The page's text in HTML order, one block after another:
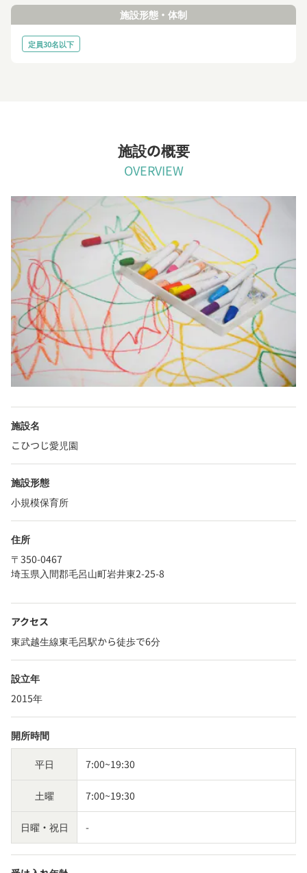
施設形態・体制
定員30名以下
施設の概要
OVERVIEW
施設名
こひつじ愛児園
施設形態
小規模保育所
住所
〒350-0467
埼玉県入間郡毛呂山町岩井東2-25-8
アクセス
東武越生線東毛呂駅から徒歩で6分
設立年
2015年
開所時間
平日 7:00~19:30
土曜 7:00~19:30
日曜・祝日 -